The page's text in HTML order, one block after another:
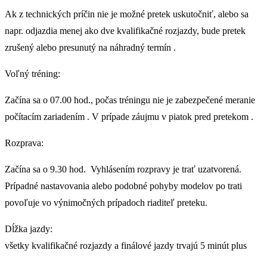
Ak z technických príčin nie je možné pretek uskutočniť, alebo sa
napr. odjazdia menej ako dve kvalifikačné rozjazdy, bude pretek
zrušený alebo presunutý na náhradný termín .
Voľný tréning:
Začína sa o 07.00 hod., počas tréningu nie je zabezpečené meranie
počítacím zariadením . V prípade záujmu v piatok pred pretekom .
Rozprava:
Začína sa o 9.30 hod. Vyhlásením rozpravy je trať uzatvorená.
Prípadné nastavovania alebo podobné pohyby modelov po trati
povoľuje vo výnimočných prípadoch riaditeľ preteku.
Dĺžka jazdy:
všetky kvalifikačné rozjazdy a finálové jazdy trvajú 5 minút plus